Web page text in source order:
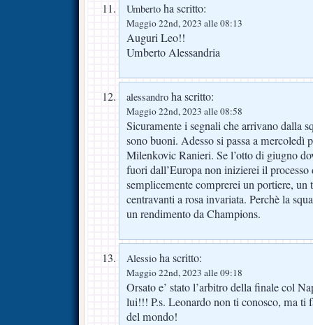
Umberto ha scritto:
Maggio 22nd, 2023 alle 08:13
Auguri Leo!!
Umberto Alessandria
alessandro ha scritto:
Maggio 22nd, 2023 alle 08:58
Sicuramente i segnali che arrivano dalla
sono buoni. Adesso si passa a mercoledì
Milenkovic Ranieri. Se l’otto di giugno
fuori dall’Europa non inizierei il
semplicemente comprerei un portiere, un
centravanti a rosa invariata. Perchè la
un rendimento da Champions.
Alessio ha scritto:
Maggio 22nd, 2023 alle 09:18
Orsato e’ stato l’arbitro della finale col
lui!!! P.s. Leonardo non ti conosco, ma ti
del mondo!